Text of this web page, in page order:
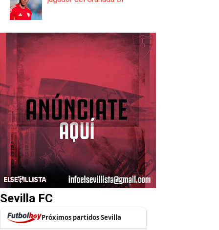
Sevilla FC